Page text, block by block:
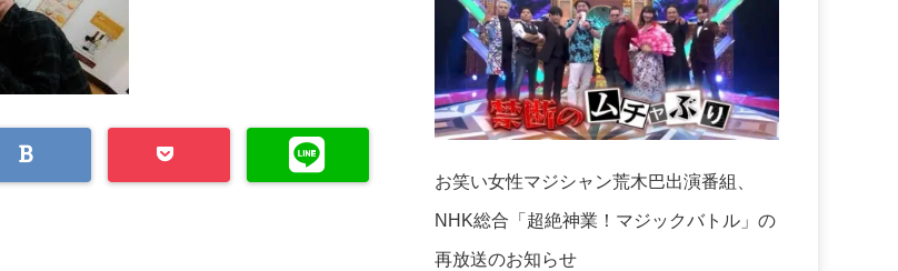
お笑い女性マジシャン荒木巴出演番組、
NHK総合「超絶神業！マジックバトル」の
再放送のお知らせ